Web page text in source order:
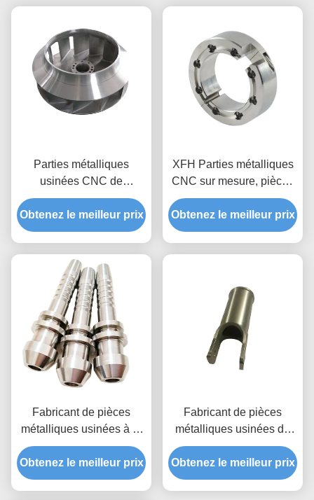
Parties métalliques
usinées CNC de
précision avec capacité
d'usinage / finition de
surface lisse
Obtenez le meilleur prix
XFH Parties métalliques
CNC sur mesure, pièces
d' acier usinées CNC
avec une rugosité de
surface de 0,1
Obtenez le meilleur prix
Fabricant de pièces
métalliques usinées à la
commande numérique
par commande
numérique en zinc nickel
Obtenez le meilleur prix
Fabricant de pièces
métalliques usinées de
précision sur mesure
avec finition ultra lisse
Obtenez le meilleur prix